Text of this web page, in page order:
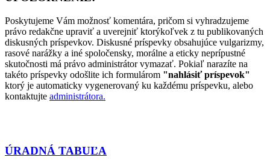
Poskytujeme Vám možnosť komentára, pričom si vyhradzujeme
právo redakčne upraviť a uverejniť ktorýkoľvek z tu publikovaných
diskusných príspevkov. Diskusné príspevky obsahujúce vulgarizmy,
rasové narážky a iné spoločensky, morálne a eticky neprípustné
skutočnosti má právo administrátor vymazať. Pokiaľ narazíte na
takéto príspevky odošlite ich formulárom "nahlásiť príspevok"
ktorý je automaticky vygenerovaný ku každému príspevku, alebo
kontaktujte administrátora.
ÚRADNÁ TABUĽA